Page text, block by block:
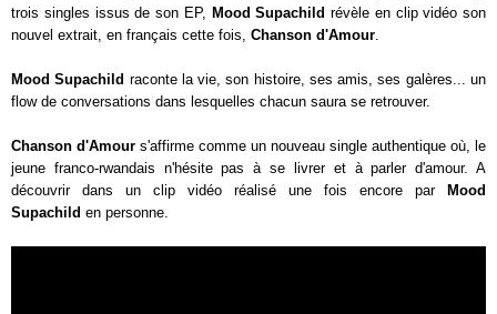
trois singles issus de son EP, Mood Supachild révèle en clip vidéo son
nouvel extrait, en français cette fois, Chanson d'Amour.
Mood Supachild raconte la vie, son histoire, ses amis, ses galères... un
flow de conversations dans lesquelles chacun saura se retrouver.
Chanson d'Amour s'affirme comme un nouveau single authentique où, le
jeune franco-rwandais n'hésite pas à se livrer et à parler d'amour. A
découvrir dans un clip vidéo réalisé une fois encore par
Mood
Supachild en personne.